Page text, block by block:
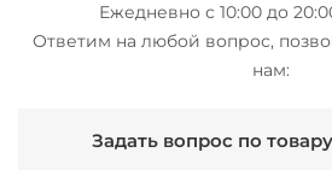
Ежедневно с 10:00 до
Ответим на любой вопрос,
нам:
Задать вопрос по